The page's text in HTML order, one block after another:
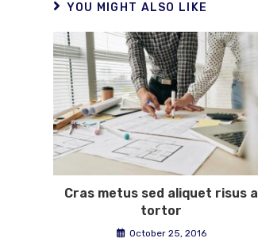
YOU MIGHT ALSO LIKE
Cras metus sed aliquet risus a
tortor
October 25, 2016